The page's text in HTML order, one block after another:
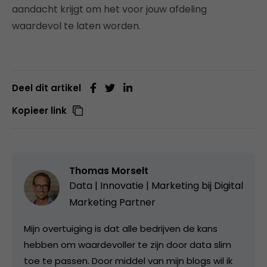
aandacht krijgt om het voor jouw afdeling
waardevol te laten worden.
Deel dit artikel
Kopieer link
Thomas Morselt
Data | Innovatie | Marketing bij Digital
Marketing Partner
Mijn overtuiging is dat alle bedrijven de kans
hebben om waardevoller te zijn door data slim
toe te passen. Door middel van mijn blogs wil ik